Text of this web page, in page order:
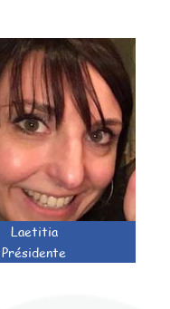
Laetitia
Présidente